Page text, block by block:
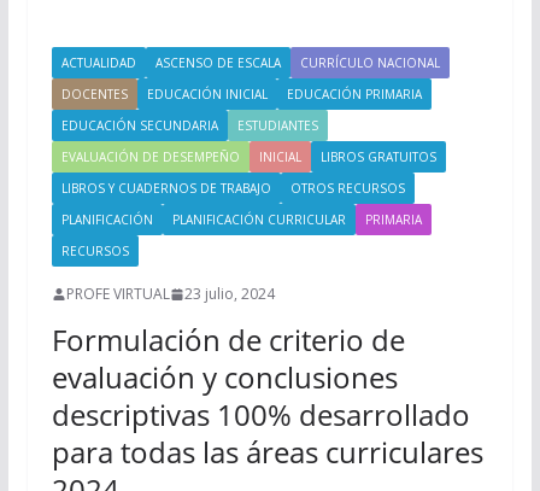
ACTUALIDAD ASCENSO DE ESCALA
CURRÍCULO NACIONAL
DOCENTES
EDUCACIÓN INICIAL
EDUCACIÓN PRIMARIA
EDUCACIÓN SECUNDARIA
ESTUDIANTES
EVALUACIÓN DE DESEMPEÑO
INICIAL
LIBROS GRATUITOS
LIBROS Y CUADERNOS DE TRABAJO
OTROS RECURSOS
PLANIFICACIÓN
PLANIFICACIÓN CURRICULAR
PRIMARIA
RECURSOS
PROFE VIRTUAL 23 julio, 2024
Formulación de criterio de
evaluación y conclusiones
descriptivas 100% desarrollado
para todas las áreas curriculares